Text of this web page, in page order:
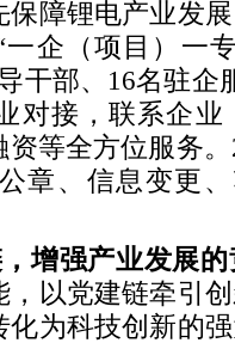
障锂电产业发
企（项目）一
干部、16名驻企
对接，联系企
等全方位服务
章、信息变更
增强产业发展
以党建链牵引
为科技创新的